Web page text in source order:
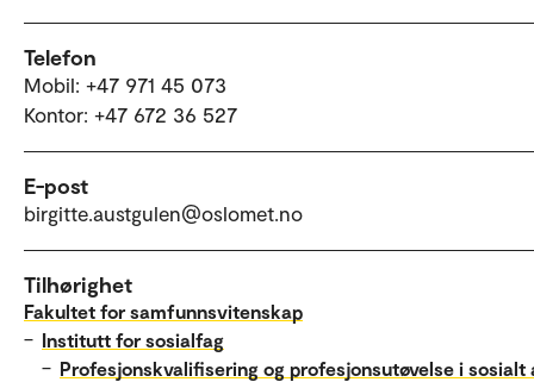
Telefon
Mobil: +47 971 45 073
Kontor: +47 672 36 527
E-post
birgitte.austgulen@oslomet.no
Tilhørighet
Fakultet for samfunnsvitenskap
– Institutt for sosialfag
– Profesjonskvalifisering og profesjonsutøvelse i sosialt